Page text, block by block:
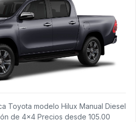
Toyota modelo Hilux Manual Diesel
de 4x4 Precios desde 105.00